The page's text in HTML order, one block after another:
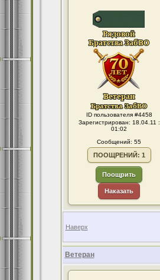
ID пользователя #4458
Зарегистрирован: 18.04.11 :
01:02
Сообщений: 55
ПООЩРЕНИЙ: 1
Поощрить
Наказать
Наверх
Ветеран